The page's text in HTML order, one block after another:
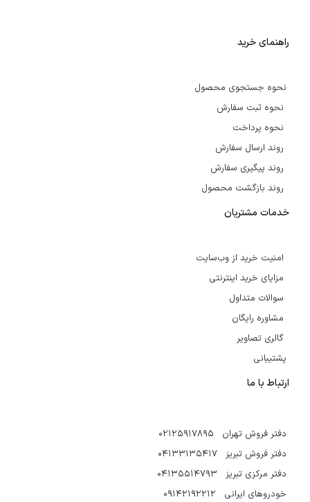
راهنمای خرید
نحوه جستجوی محصول
نحوه ثبت سفارش
نحوه پرداخت
روند ارسال سفارش
روند پیگیری سفارش
روند بازگشت محصول
خدمات مشتریان
امنیت خرید از وب‌سایت
مزایای خرید اینترنتی
سوالات متداول
مشاوره رایگان
گالری تصاویر
پشتیبانی
ارتباط با ما
دفتر فروش تهران 02125917895
دفتر فروش تبریز 04133135417
دفتر مرکزی تبریز 04135514793
خودروهای ایرانی 09142192212